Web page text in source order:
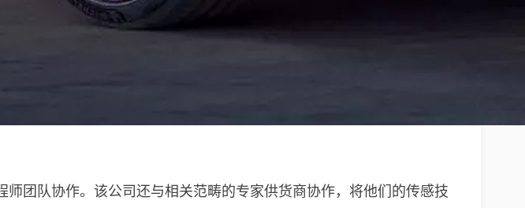
团队协作。该公司还与相关范畴的专家供货商协作，将他们的传感技